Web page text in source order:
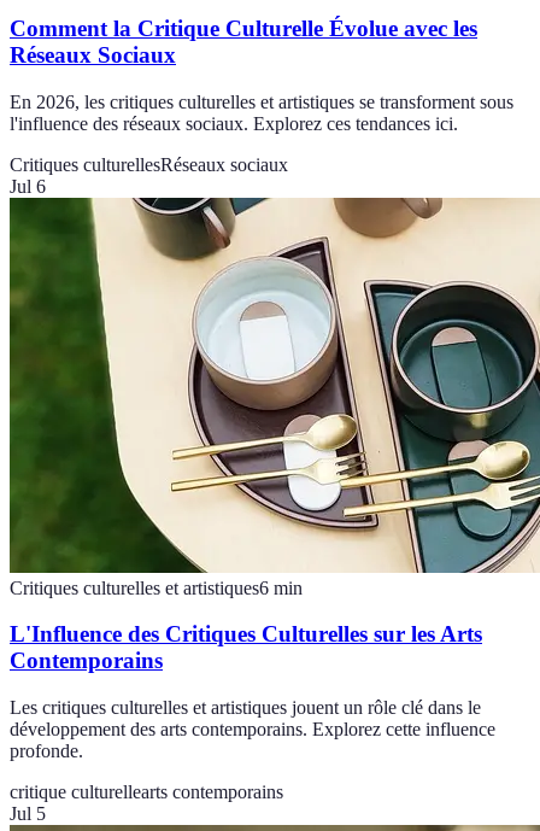
Comment la Critique Culturelle Évolue avec les
Réseaux Sociaux
En 2026, les critiques culturelles et artistiques se transforment sous
l'influence des réseaux sociaux. Explorez ces tendances ici.
Critiques culturellesRéseaux sociaux
Jul 6
Critiques culturelles et artistiques6 min
L'Influence des Critiques Culturelles sur les Arts
Contemporains
Les critiques culturelles et artistiques jouent un rôle clé dans le
développement des arts contemporains. Explorez cette influence
profonde.
critique culturellearts contemporains
Jul 5